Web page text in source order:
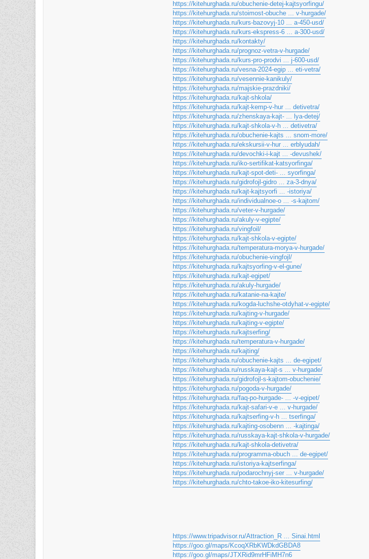
https://kitehurghada.ru/obuchenie-detej-kajtsyorfingu/
https://kitehurghada.ru/stoimost-obuche ... v-hurgade/
https://kitehurghada.ru/kurs-bazovyj-10 ... a-450-usd/
https://kitehurghada.ru/kurs-ekspress-6 ... a-300-usd/
https://kitehurghada.ru/kontakty/
https://kitehurghada.ru/prognoz-vetra-v-hurgade/
https://kitehurghada.ru/kurs-pro-prodvi ... j-600-usd/
https://kitehurghada.ru/vesna-2024-egip ... eti-vetra/
https://kitehurghada.ru/vesennie-kanikuly/
https://kitehurghada.ru/majskie-prazdniki/
https://kitehurghada.ru/kajt-shkola/
https://kitehurghada.ru/kajt-kemp-v-hur ... detivetra/
https://kitehurghada.ru/zhenskaya-kajt- ... lya-detej/
https://kitehurghada.ru/kajt-shkola-v-h ... detivetra/
https://kitehurghada.ru/obuchenie-kajts ... snom-more/
https://kitehurghada.ru/ekskursii-v-hur ... erblyudah/
https://kitehurghada.ru/devochki-i-kajt ... -devushek/
https://kitehurghada.ru/iko-sertifikat-katsyorfinga/
https://kitehurghada.ru/kajt-spot-deti- ... syorfinga/
https://kitehurghada.ru/gidrofojl-gidro ... za-3-dnya/
https://kitehurghada.ru/kajt-kajtsyorfi ... -istoriya/
https://kitehurghada.ru/individualnoe-o ... -s-kajtom/
https://kitehurghada.ru/veter-v-hurgade/
https://kitehurghada.ru/akuly-v-egipte/
https://kitehurghada.ru/vingfoil/
https://kitehurghada.ru/kajt-shkola-v-egipte/
https://kitehurghada.ru/temperatura-morya-v-hurgade/
https://kitehurghada.ru/obuchenie-vingfojl/
https://kitehurghada.ru/kajtsyorfing-v-el-gune/
https://kitehurghada.ru/kajt-egipet/
https://kitehurghada.ru/akuly-hurgade/
https://kitehurghada.ru/katanie-na-kajte/
https://kitehurghada.ru/kogda-luchshe-otdyhat-v-egipte/
https://kitehurghada.ru/kajting-v-hurgade/
https://kitehurghada.ru/kajting-v-egipte/
https://kitehurghada.ru/kajtserfing/
https://kitehurghada.ru/temperatura-v-hurgade/
https://kitehurghada.ru/kajting/
https://kitehurghada.ru/obuchenie-kajts ... de-egipet/
https://kitehurghada.ru/russkaya-kajt-s ... v-hurgade/
https://kitehurghada.ru/gidrofojl-s-kajtom-obuchenie/
https://kitehurghada.ru/pogoda-v-hurgade/
https://kitehurghada.ru/faq-po-hurgade- ... -v-egipet/
https://kitehurghada.ru/kajt-safari-v-e ... v-hurgade/
https://kitehurghada.ru/kajtserfing-v-h ... tserfinga/
https://kitehurghada.ru/kajting-osobenn ... -kajtinga/
https://kitehurghada.ru/russkaya-kajt-shkola-v-hurgade/
https://kitehurghada.ru/kajt-shkola-detivetra/
https://kitehurghada.ru/programma-obuch ... de-egipet/
https://kitehurghada.ru/istoriya-kajtserfinga/
https://kitehurghada.ru/podarochnyj-ser ... v-hurgade/
https://kitehurghada.ru/chto-takoe-iko-kitesurfing/
https://www.tripadvisor.ru/Attraction_R ... Sinai.html
https://goo.gl/maps/KcoqXRbKWDkdGBDA8
https://goo.gl/maps/JTXRid9mrHFiMH7n6